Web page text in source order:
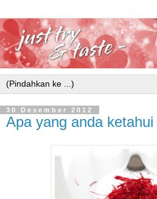
30 Desember 2012
Apa yang anda